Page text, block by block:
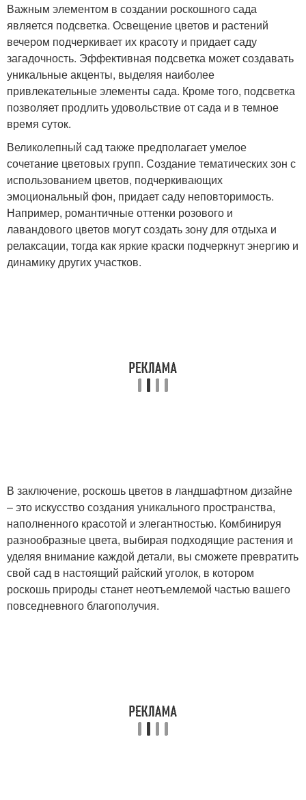
Важным элементом в создании роскошного сада
является подсветка. Освещение цветов и растений
вечером подчеркивает их красоту и придает саду
загадочность. Эффективная подсветка может создавать
уникальные акценты, выделяя наиболее
привлекательные элементы сада. Кроме того, подсветка
позволяет продлить удовольствие от сада и в темное
время суток.
Великолепный сад также предполагает умелое
сочетание цветовых групп. Создание тематических зон с
использованием цветов, подчеркивающих
эмоциональный фон, придает саду неповторимость.
Например, романтичные оттенки розового и
лавандового цветов могут создать зону для отдыха и
релаксации, тогда как яркие краски подчеркнут энергию и
динамику других участков.
В заключение, роскошь цветов в ландшафтном дизайне
– это искусство создания уникального пространства,
наполненного красотой и элегантностью. Комбинируя
разнообразные цвета, выбирая подходящие растения и
уделяя внимание каждой детали, вы сможете превратить
свой сад в настоящий райский уголок, в котором
роскошь природы станет неотъемлемой частью вашего
повседневного благополучия.